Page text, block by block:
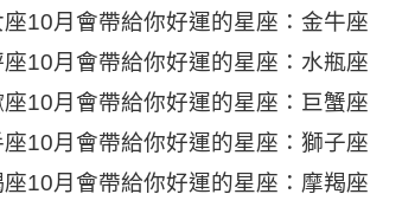
座10月會帶給你好運的星座：金牛座
座10月會帶給你好運的星座：水瓶座
座10月會帶給你好運的星座：巨蟹座
10月會帶給你好運的星座：獅子座
座10月會帶給你好運的星座：摩羯座